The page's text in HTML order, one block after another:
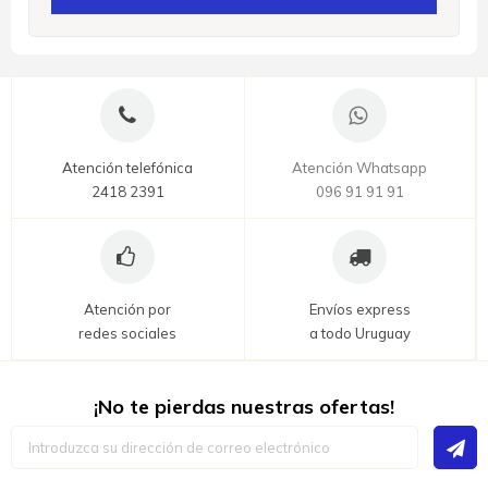
Atención telefónica
2418 2391
Atención Whatsapp
096 91 91 91
Atención por
redes sociales
Envíos express
a todo Uruguay
¡No te pierdas nuestras ofertas!